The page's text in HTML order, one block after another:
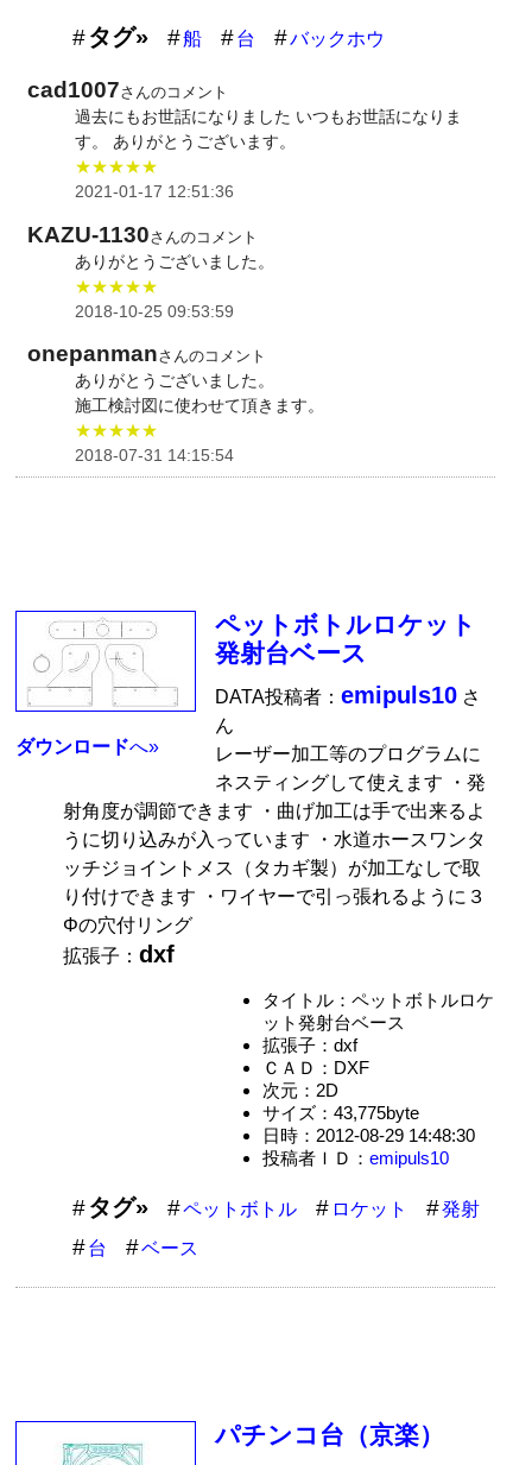
タグ» 船 台 バックホウ
cad1007さんのコメント
過去にもお世話になりました いつもお世話になりま
す。 ありがとうございます。
★★★★★
2021-01-17 12:51:36
KAZU-1130さんのコメント
ありがとうございました。
★★★★★
2018-10-25 09:53:59
onepanmanさんのコメント
ありがとうございました。
施工検討図に使わせて頂きます。
★★★★★
2018-07-31 14:15:54
ダウンロードへ»
ペットボトルロケット
発射台ベース
DATA投稿者：emipuls10 さ
ん
レーザー加工等のプログラムに
ネスティングして使えます ・発
射角度が調節できます ・曲げ加工は手で出来るよ
うに切り込みが入っています ・水道ホースワンタ
ッチジョイントメス（タカギ製）が加工なしで取
り付けできます ・ワイヤーで引っ張れるように３
Φの穴付リング
拡張子：dxf
タイトル：ペットボトルロケ
ット発射台ベース
拡張子：dxf
ＣＡＤ：DXF
次元：2D
サイズ：43,775byte
日時：2012-08-29 14:48:30
投稿者ＩＤ： emipuls10
タグ» ペットボトル ロケット
発射
台
ベース
パチンコ台（京楽）